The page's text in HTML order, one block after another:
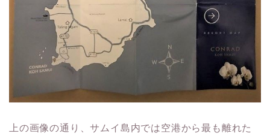
上の画像の通り、サムイ島内では空港から最も離れた